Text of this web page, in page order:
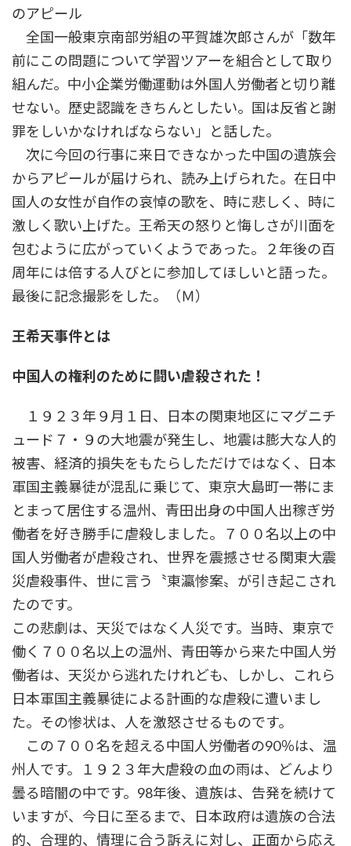
のアピール
全国一般東京南部労組の平賀雄次郎さんが「数年
前にこの問題について学習ツアーを組合として取り
組んだ。中小企業労働運動は外国人労働者と切り離
せない。歴史認識をきちんとしたい。国は反省と謝
罪をしいかなければならない」と話した。
次に今回の行事に来日できなかった中国の遺族会
からアピールが届けられ、読み上げられた。在日中
国人の女性が自作の哀悼の歌を、時に悲しく、時に
激しく歌い上げた。王希天の怒りと悔しさが川面を
包むように広がっていくようであった。２年後の百
周年には倍する人びとに参加してほしいと語った。
最後に記念撮影をした。（Ｍ）
王希天事件とは
中国人の権利のために闘い虐殺された！
１９２３年９月１日、日本の関東地区にマグニチ
ュード７・９の大地震が発生し、地震は膨大な人的
被害、経済的損失をもたらしただけではなく、日本
軍国主義暴徒が混乱に乗じて、東京大島町一帯にま
とまって居住する温州、青田出身の中国人出稼ぎ労
働者を好き勝手に虐殺しました。７００名以上の中
国人労働者が虐殺され、世界を震撼させる関東大震
災虐殺事件、世に言う〝東瀛惨案〟が引き起こされ
たのです。
この悲劇は、天災ではなく人災です。当時、東京で
働く７００名以上の温州、青田等から来た中国人労
働者は、天災から逃れたけれども、しかし、これら
日本軍国主義暴徒による計画的な虐殺に遭いまし
た。その惨状は、人を激怒させるものです。
この７００名を超える中国人労働者の90％は、温
州人です。１９２３年大虐殺の血の雨は、どんより
曇る暗闇の中です。98年後、遺族は、告発を続けて
いますが、今日に至るまで、日本政府は遺族の合法
的、合理的、情理に合う訴えに対し、正面から応え